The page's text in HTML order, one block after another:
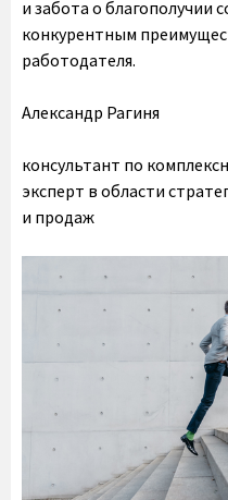
и забота о благополучии
конкурентным
работодателя.
Александр Рагиня
консультант по
эксперт в области
и продаж